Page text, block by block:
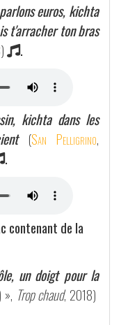
euros, kichta
t'arracher ton bras
.
kichta dans les
(San Pelligrino,
.
contenant de la
un doigt pour la
Trop chaud, 2018)